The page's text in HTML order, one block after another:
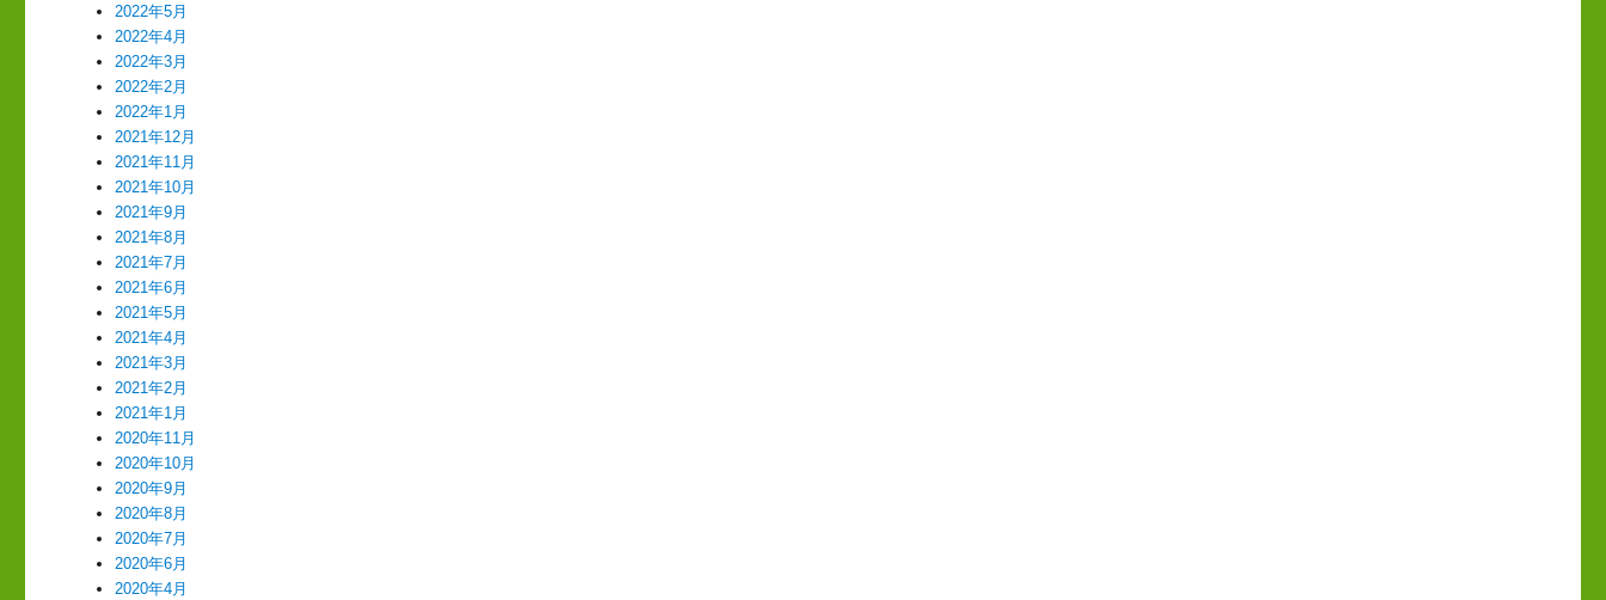
2022年5月
2022年4月
2022年3月
2022年2月
2022年1月
2021年12月
2021年11月
2021年10月
2021年9月
2021年8月
2021年7月
2021年6月
2021年5月
2021年4月
2021年3月
2021年2月
2021年1月
2020年11月
2020年10月
2020年9月
2020年8月
2020年7月
2020年6月
2020年4月